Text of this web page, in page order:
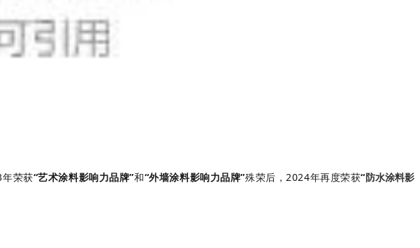
荣获“艺术涂料影响力品牌”和“外墙涂料影响力品牌”殊荣后，2024年再度荣获“防水涂料影